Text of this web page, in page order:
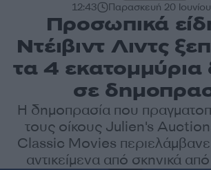
12:43 Παρασκευή 20
Προσωπικά
Ντέιβιντ Λιντς
τα 4 εκατομμύρια
σε
Η δημοπρασία που
τους οίκους Julien's
Classic Movies
αντικείμενα από σκηνικά από